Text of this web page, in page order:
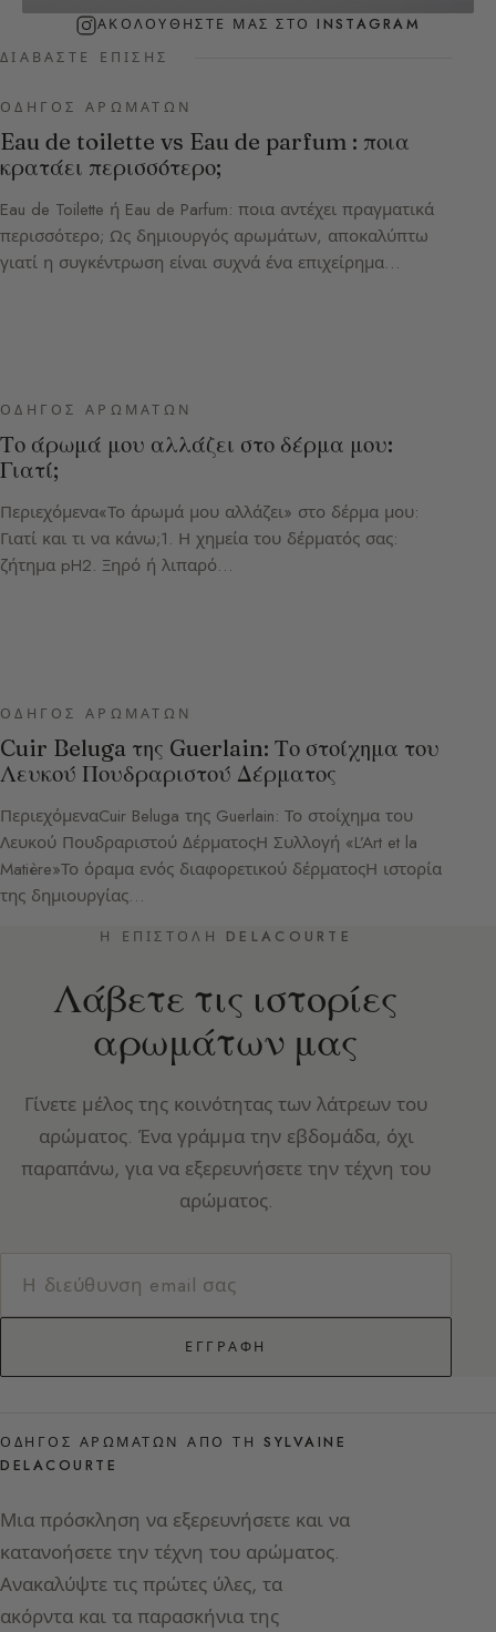
ΑΚΟΛΟΥΘΉΣΤΕ ΜΑΣ ΣΤΟ INSTAGRAM
ΔΙΑΒΆΣΤΕ ΕΠΊΣΗΣ
ΟΔΗΓΌΣ ΑΡΩΜΆΤΩΝ
Eau de toilette vs Eau de parfum : ποια
κρατάει περισσότερο;
Eau de Toilette ή Eau de Parfum: ποια αντέχει πραγματικά
περισσότερο; Ως δημιουργός αρωμάτων, αποκαλύπτω
γιατί η συγκέντρωση είναι συχνά ένα επιχείρημα…
ΟΔΗΓΌΣ ΑΡΩΜΆΤΩΝ
Το άρωμά μου αλλάζει στο δέρμα μου:
Γιατί;
Περιεχόμενα«Το άρωμά μου αλλάζει» στο δέρμα μου:
Γιατί και τι να κάνω;1. Η χημεία του δέρματός σας:
ζήτημα pH2. Ξηρό ή λιπαρό…
ΟΔΗΓΌΣ ΑΡΩΜΆΤΩΝ
Cuir Beluga της Guerlain: Το στοίχημα του
Λευκού Πουδραριστού Δέρματος
ΠεριεχόμεναCuir Beluga της Guerlain: Το στοίχημα του
Λευκού Πουδραριστού ΔέρματοςΗ Συλλογή «L’Art et la
Matière»Το όραμα ενός διαφορετικού δέρματοςΗ ιστορία
της δημιουργίας…
Η ΕΠΙΣΤΟΛΉ DELACOURTE
Λάβετε τις ιστορίες
αρωμάτων μας
Γίνετε μέλος της κοινότητας των λάτρεων του
αρώματος. Ένα γράμμα την εβδομάδα, όχι
παραπάνω, για να εξερευνήσετε την τέχνη του
αρώματος.
ΕΓΓΡΑΦΉ
ΟΔΗΓΌΣ ΑΡΩΜΆΤΩΝ ΑΠΌ ΤΗ SYLVAINE
DELACOURTE
Μια πρόσκληση να εξερευνήσετε και να
κατανοήσετε την τέχνη του αρώματος.
Ανακαλύψτε τις πρώτες ύλες, τα
ακόρντα και τα παρασκήνια της